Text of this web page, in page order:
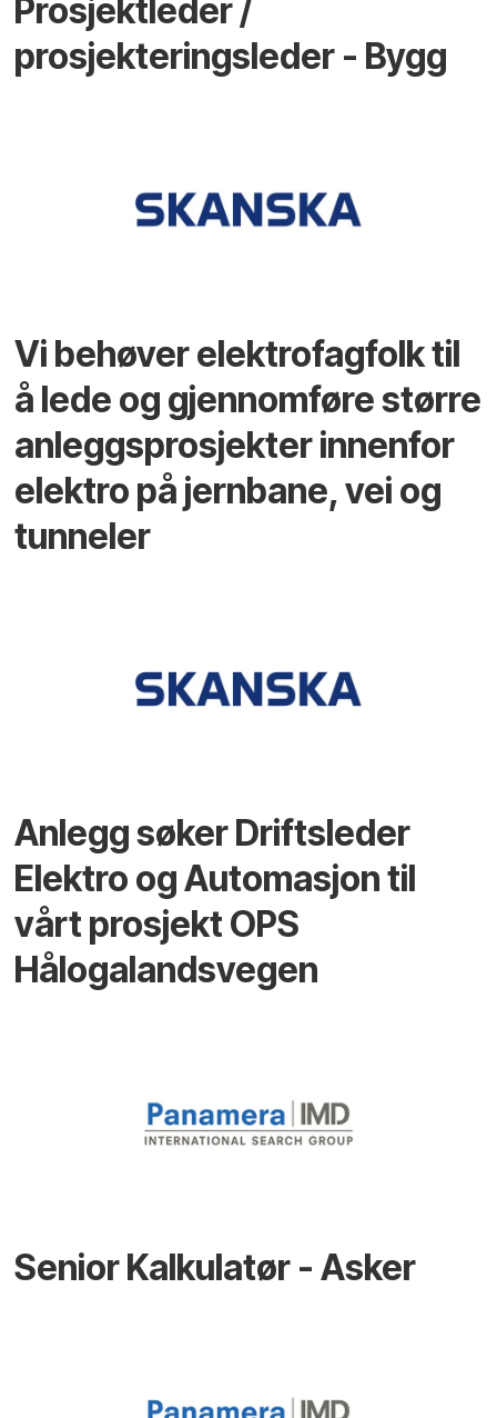
Prosjektleder /
prosjekteringsleder - Bygg
Vi behøver elektrofagfolk til
å lede og gjennomføre større
anleggsprosjekter innenfor
elektro på jernbane, vei og
tunneler
Anlegg søker Driftsleder
Elektro og Automasjon til
vårt prosjekt OPS
Hålogalandsvegen
Senior Kalkulatør - Asker